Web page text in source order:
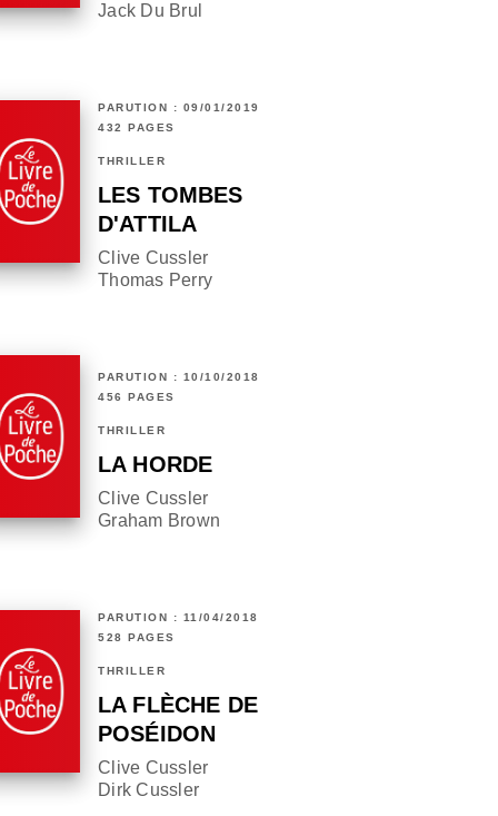
Jack Du Brul
PARUTION : 09/01/2019
432 PAGES
THRILLER
LES TOMBES
D'ATTILA
Clive Cussler
Thomas Perry
PARUTION : 10/10/2018
456 PAGES
THRILLER
LA HORDE
Clive Cussler
Graham Brown
PARUTION : 11/04/2018
528 PAGES
THRILLER
LA FLÈCHE DE
POSÉIDON
Clive Cussler
Dirk Cussler